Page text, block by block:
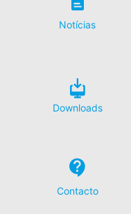
Notícias
Downloads
Contacto